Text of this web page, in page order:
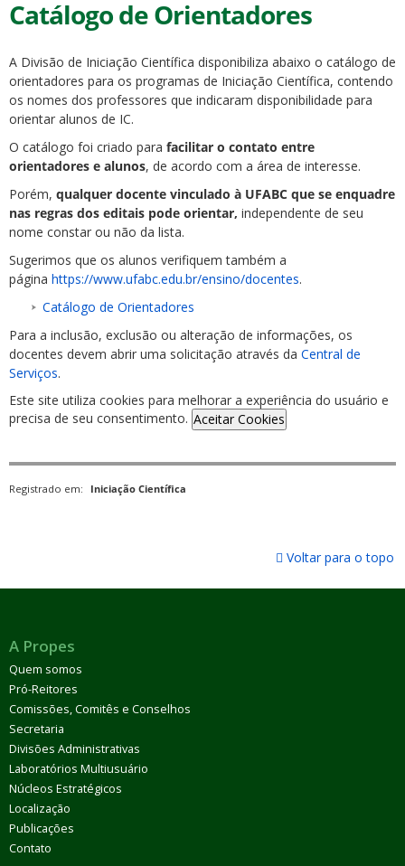
Catálogo de Orientadores
A Divisão de Iniciação Científica disponibiliza abaixo o catálogo de
orientadores para os programas de Iniciação Científica, contendo
os nomes dos professores que indicaram disponibilidade para
orientar alunos de IC.
O catálogo foi criado para facilitar o contato entre
orientadores e alunos, de acordo com a área de interesse.
Porém, qualquer docente vinculado à UFABC que se enquadre
nas regras dos editais pode orientar, independente de seu
nome constar ou não da lista.
Sugerimos que os alunos verifiquem também a
página https://www.ufabc.edu.br/ensino/docentes.
Catálogo de Orientadores
Para a inclusão, exclusão ou alteração de informações, os
docentes devem abrir uma solicitação através da Central de
Serviços.
Este site utiliza cookies para melhorar a experiência do usuário e
precisa de seu consentimento. Aceitar Cookies
Registrado em: Iniciação Científica
Voltar para o topo
A Propes
Quem somos
Pró-Reitores
Comissões, Comitês e Conselhos
Secretaria
Divisões Administrativas
Laboratórios Multiusuário
Núcleos Estratégicos
Localização
Publicações
Contato